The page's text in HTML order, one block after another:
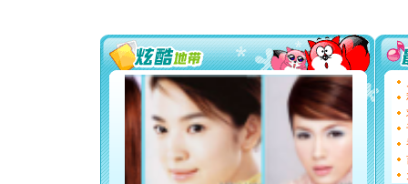
要平安！
[圣诞节]
能正大光
天都要快
[圣诞节]
如意,快
[元旦]
看
断电。
你是我
[元旦]
如